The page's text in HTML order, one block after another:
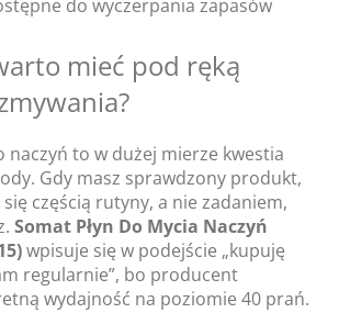
do wyczerpania zapasów
mieć pod ręką
naczyń to w dużej mierze kwestia
Gdy masz sprawdzony produkt,
częścią rutyny, a nie zadaniem,
Somat Płyn Do Mycia Naczyń
wpisuje się w podejście „kupuję
regularnie”, bo producent
wydajność na poziomie 40 prań.